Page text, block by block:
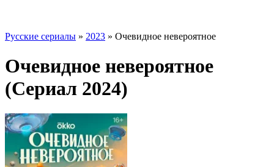
Русские сериалы » 2023 » Очевидное невероятное
Очевидное невероятное
(Сериал 2024)